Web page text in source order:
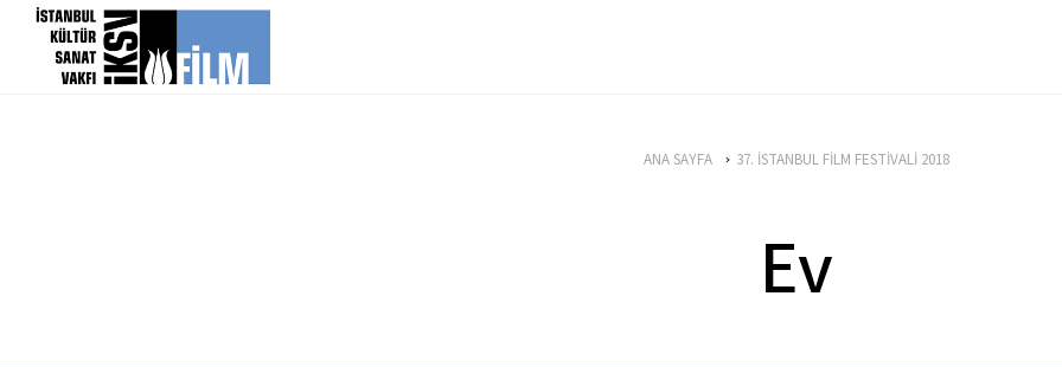
icerigi atla
ANA SAYFA 37. İSTANBUL FİLM FESTİVALİ 2018
Ev